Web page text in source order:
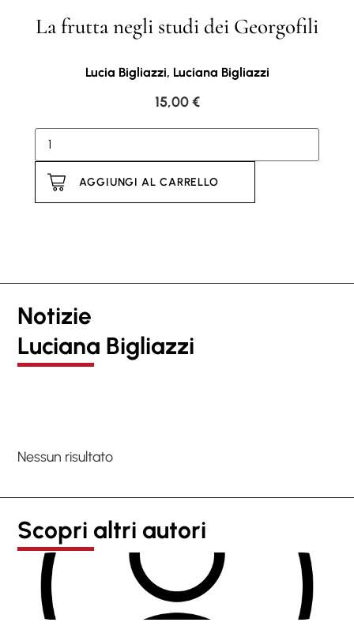
La frutta negli studi dei Georgofili
Lucia Bigliazzi, Luciana Bigliazzi
15,00€
AGGIUNGI AL CARRELLO
Notizie
Luciana Bigliazzi
Nessun risultato
Scopri altri autori